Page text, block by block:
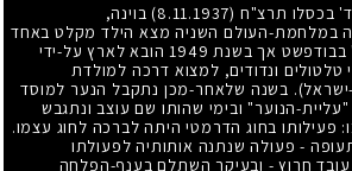
ד' בכסלו תרצ"ח (8.11.1937)
בוינה,
במלחמת-העולם השניה מצא הילד מקלט באחד
בבודפשט אך בשנת 1949הובא לארץ על-ידי
ונדודים, למצוא דרכה למולדת
בשנה שלאחר-מכן נתקבל הנער למוסד
הנוער" ובימי שהותו שם עוצב ונתגבש
פעילותו בחוג הדרמטי היתה לברכה לחוג עצמו.
-פעולה שנתנה אותותיה לפעולתו
חרוץ - ובעיקר השתלם בענף-הפלחה